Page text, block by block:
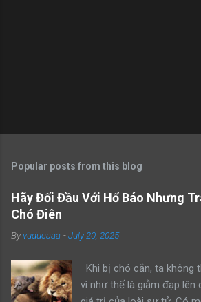
Popular posts from this blog
Hãy Đối Đầu Với Hổ Báo Nhưng
Chó Điên
Byvuducaaa -July 20, 2025
Khi bị chó cắn, ta không
vì như thế là giẫm đạp lên